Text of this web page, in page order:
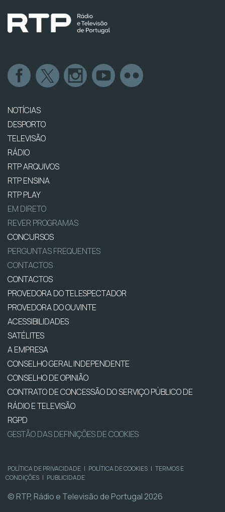
NOTÍCIAS
DESPORTO
TELEVISÃO
RÁDIO
RTP ARQUIVOS
RTP ENSINA
RTP PLAY
EM DIRETO
REVER PROGRAMAS
CONCURSOS
PERGUNTAS FREQUENTES
CONTACTOS
CONTACTOS
PROVEDORA DO TELESPECTADOR
PROVEDORA DO OUVINTE
ACESSIBILIDADES
SATÉLITES
A EMPRESA
CONSELHO GERAL INDEPENDENTE
CONSELHO DE OPINIÃO
CONTRATO DE CONCESSÃO DO SERVIÇO PÚBLICO DE
RÁDIO E TELEVISÃO
RGPD
GESTÃO DAS DEFINIÇÕES DE COOKIES
POLÍTICA DE PRIVACIDADE | POLÍTICA DE COOKIES | TERMOS E
CONDIÇÕES | PUBLICIDADE
© RTP, Rádio e Televisão de Portugal 2026